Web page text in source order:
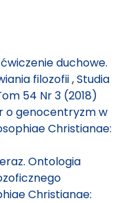
duchowe.
filozofii,Studia
54 Nr 3 (2018)
o genocentryzm w
Christianae:
Ontologia
Christianae: